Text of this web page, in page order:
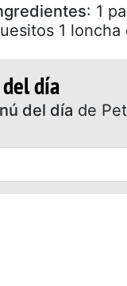
: 1
1
día
del día de